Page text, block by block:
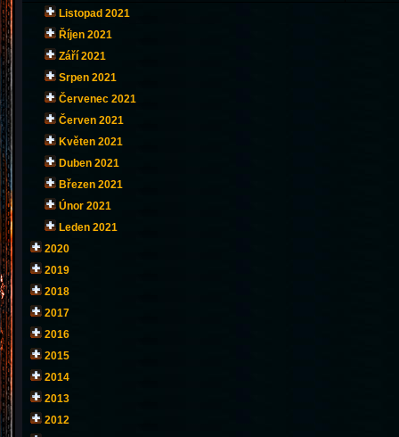
Listopad 2021
Říjen 2021
Září 2021
Srpen 2021
Červenec 2021
Červen 2021
Květen 2021
Duben 2021
Březen 2021
Únor 2021
Leden 2021
2020
2019
2018
2017
2016
2015
2014
2013
2012